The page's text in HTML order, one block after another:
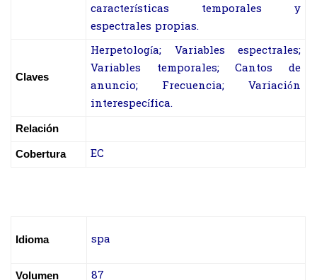
características temporales y
espectrales propias.
Claves
Herpetología; Variables espectrales;
Variables temporales; Cantos de
anuncio; Frecuencia; Variación
interespecífica.
Relación
Cobertura EC
Idioma spa
Volumen 87